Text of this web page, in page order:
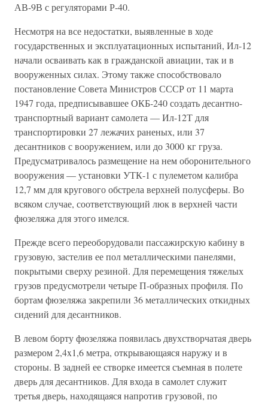
АВ-9В с регуляторами Р-40.
Несмотря на все недостатки, выявленные в ходе
государственных и эксплуатационных испытаний, Ил-12
начали осваивать как в гражданской авиации, так и в
вооруженных силах. Этому также способствовало
постановление Совета Министров СССР от 11 марта
1947 года, предписывавшее ОКБ-240 создать десантно-
транспортный вариант самолета — Ил-12Т для
транспортировки 27 лежачих раненых, или 37
десантников с вооружением, или до 3000 кг груза.
Предусматривалось размещение на нем оборонительного
вооружения — установки УТК-1 с пулеметом калибра
12,7 мм для кругового обстрела верхней полусферы. Во
всяком случае, соответствующий люк в верхней части
фюзеляжа для этого имелся.
Прежде всего переоборудовали пассажирскую кабину в
грузовую, застелив ее пол металлическими панелями,
покрытыми сверху резиной. Для перемещения тяжелых
грузов предусмотрели четыре П-образных профиля. По
бортам фюзеляжа закрепили 36 металлических откидных
сидений для десантников.
В левом борту фюзеляжа появилась двухстворчатая дверь
размером 2,4x1,6 метра, открывающаяся наружу и в
стороны. В задней ее створке имеется съемная в полете
дверь для десантников. Для входа в самолет служит
третья дверь, находящаяся напротив грузовой, по